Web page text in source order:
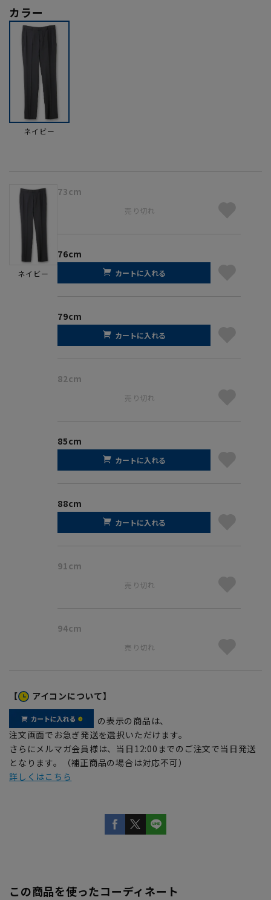
カラー
ネイビー
ネイビー
73cm
売り切れ
76cm
カートに入れる
79cm
カートに入れる
82cm
売り切れ
85cm
カートに入れる
88cm
カートに入れる
91cm
売り切れ
94cm
売り切れ
【 アイコンについて】
の表示の商品は、
注文画面でお急ぎ発送を選択いただけます。
さらにメルマガ会員様は、当日12:00までのご注文で当日発送
となります。（補正商品の場合は対応不可）
詳しくはこちら
この商品を使ったコーディネート